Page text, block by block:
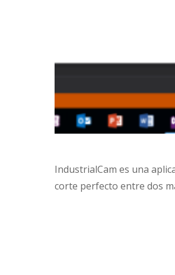
IndustrialCam es una
corte perfecto entre dos